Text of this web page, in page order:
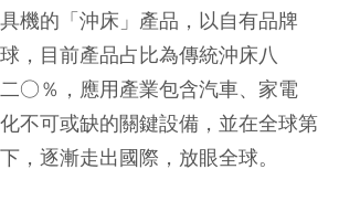
機的「沖床」產品，以自有品牌
球，目前產品占比為傳統沖床八
○％，應用產業包含汽車、家電
不可或缺的關鍵設備，並在全球第
，逐漸走出國際，放眼全球。